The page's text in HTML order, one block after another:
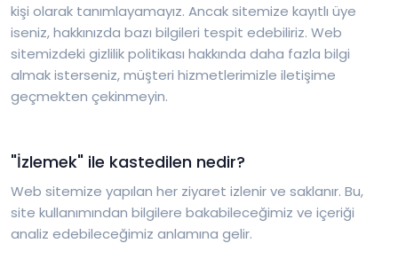
kişi olarak tanımlayamayız. Ancak sitemize kayıtlı üye
iseniz, hakkınızda bazı bilgileri tespit edebiliriz. Web
sitemizdeki gizlilik politikası hakkında daha fazla bilgi
almak isterseniz, müşteri hizmetlerimizle iletişime
geçmekten çekinmeyin.
"İzlemek" ile kastedilen nedir?
Web sitemize yapılan her ziyaret izlenir ve saklanır. Bu,
site kullanımından bilgilere bakabileceğimiz ve içeriği
analiz edebileceğimiz anlamına gelir.